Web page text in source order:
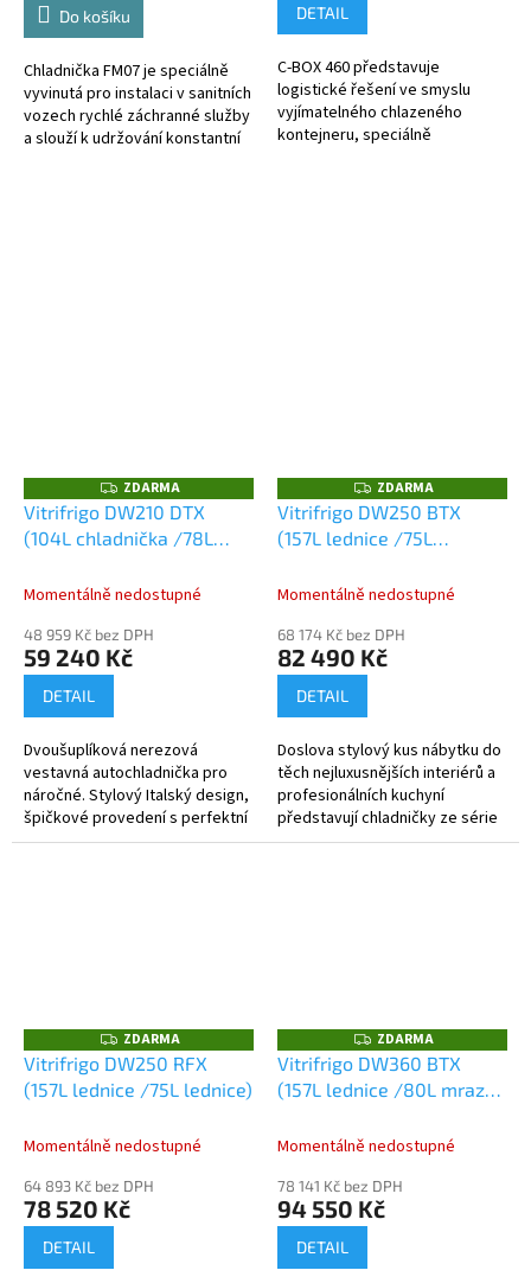
Do košíku
Chladnička FM07 je speciálně
vyvinutá pro instalaci v sanitních
vozech rychlé záchranné služby
a slouží k udržování konstantní
DETAIL
C-BOX 460 představuje
logistické řešení ve smyslu
vyjímatelného chlazeného
kontejneru, speciálně
Z
D
A
R
ZDARMA
Vitrifrigo DW210 DTX
(104L chladnička /78L
Momentálně nedostupné
48 959 Kč bez DPH
59 240 Kč
DETAIL
Dvoušuplíková nerezová
vestavná autochladnička pro
náročné. Stylový Italský design,
špičkové provedení s perfektní
funkčností a výkonem.
Z
D
A
R
ZDARMA
Vitrifrigo DW250 BTX
(157L lednice /75L
Momentálně nedostupné
68 174 Kč bez DPH
82 490 Kč
DETAIL
Doslova stylový kus nábytku do
těch nejluxusnějších interiérů a
profesionálních kuchyní
představují chladničky ze série
DW, které v sobě skloubí
Z
D
A
R
ZDARMA
Vitrifrigo DW250 RFX
(157L lednice /75L lednice)
Momentálně nedostupné
64 893 Kč bez DPH
78 520 Kč
DETAIL
Z
D
A
R
ZDARMA
Vitrifrigo DW360 BTX
(157L lednice /80L mrazák
Momentálně nedostupné
78 141 Kč bez DPH
94 550 Kč
DETAIL